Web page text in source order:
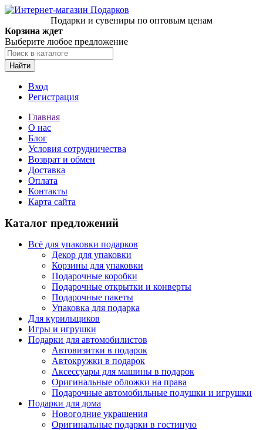
Подарки и сувениры по оптовым ценам
Корзина ждет
Выберите любое предложение
Найти
Вход
Регистрация
Главная
О нас
Блог
Условия сотрудничества
Возврат и обмен
Доставка
Оплата
Контакты
Карта сайта
Каталог предложений
Всё для упаковки подарков
Декор для упаковки
Корзины для упаковки
Подарочные коробки
Подарочные открытки и конверты
Подарочные пакеты
Упаковка для подарка
Для курильщиков
Игры и игрушки
Подарки для автомобилистов
Автовизитки в подарок
Автокружки в подарок
Аксессуары для машины в подарок
Оригинальные обложки на права
Подарочные автомобильные подушки и игрушки
Подарки для дома
Новогодние украшения
Оригинальные подарки в гостиную